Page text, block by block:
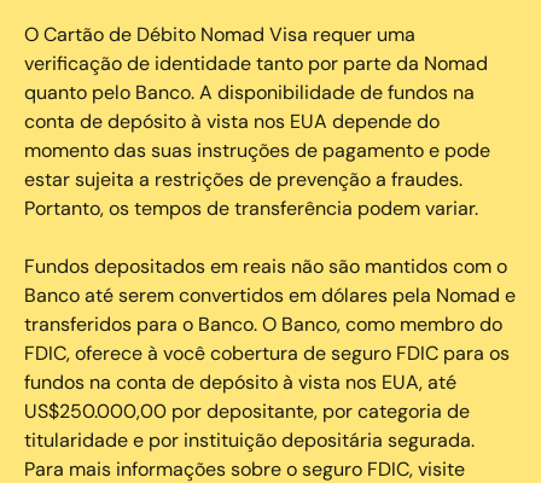
O Cartão de Débito Nomad Visa requer uma
verificação de identidade tanto por parte da Nomad
quanto pelo Banco. A disponibilidade de fundos na
conta de depósito à vista nos EUA depende do
momento das suas instruções de pagamento e pode
estar sujeita a restrições de prevenção a fraudes.
Portanto, os tempos de transferência podem variar.
Fundos depositados em reais não são mantidos com o
Banco até serem convertidos em dólares pela Nomad e
transferidos para o Banco. O Banco, como membro do
FDIC, oferece à você cobertura de seguro FDIC para os
fundos na conta de depósito à vista nos EUA, até
US$250.000,00 por depositante, por categoria de
titularidade e por instituição depositária segurada.
Para mais informações sobre o seguro FDIC, visite